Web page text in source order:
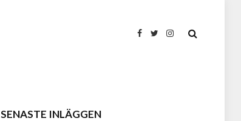
Facebook
TwitterInstagram
SENASTE INLÄGGEN